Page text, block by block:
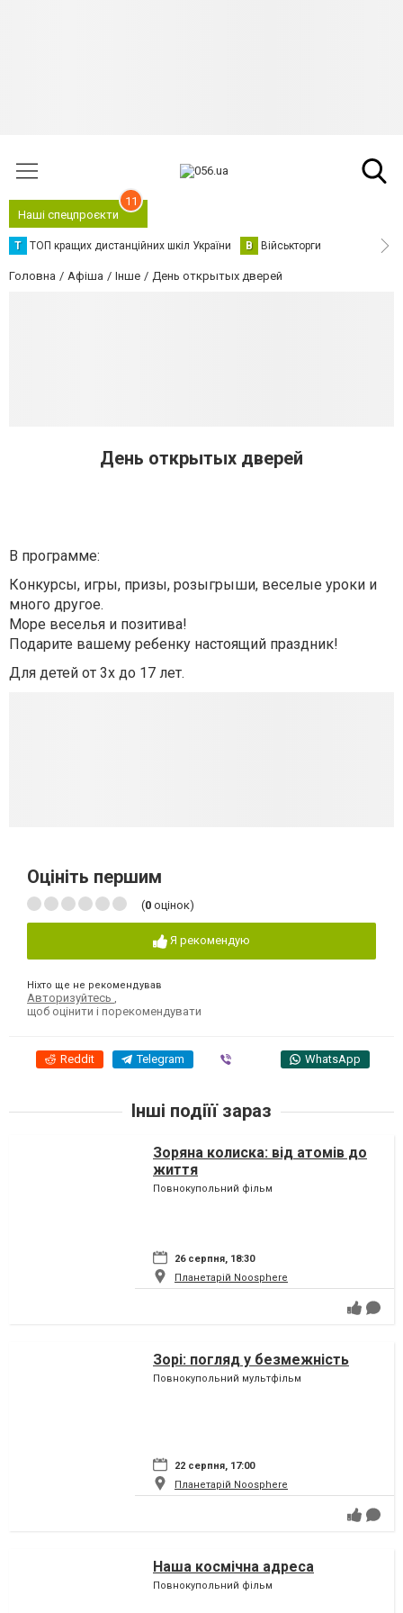
Наші спецпроєкти
11
Т ТОП кращих дистанційних шкіл України В Військторги
Головна Афіша Інше День открытых дверей
День открытых дверей
В программе:
Конкурсы, игры, призы, розыгрыши, веселые уроки и
много другое.
Море веселья и позитива!
Подарите вашему ребенку настоящий праздник!
Для детей от 3х до 17 лет.
Оцініть першим
(0 оцінок)
Я рекомендую
Ніхто ще не рекомендував
Авторизуйтесь
щоб оцінити і порекомендувати
Reddit Telegram WhatsApp
Інші подіїї зараз
Зоряна колиска: від атомів до
життя
Повнокупольний фільм
26 серпня, 18:30
Планетарій Noosphere
Зорі: погляд у безмежність
Повнокупольний мультфільм
22 серпня, 17:00
Планетарій Noosphere
Наша космічна адреса
Повнокупольний фільм